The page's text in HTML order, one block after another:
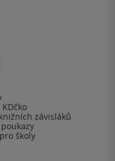
závisláků
školy